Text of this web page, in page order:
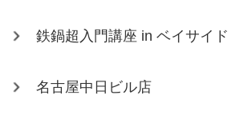
鉄鍋超入門講座 in ベイサイド
名古屋中日ビル店